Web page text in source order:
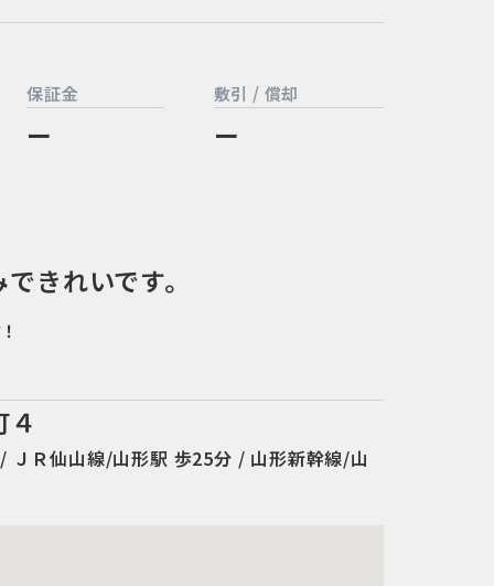
保証金
ー
敷引 / 償却
ー
きれいです。
ＪＲ仙山線/山形駅 歩25分 / 山形新幹線/山